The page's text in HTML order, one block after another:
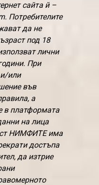
сайта й –
Потребителите
да не
под 18
лични
При
или
във
а
в платформата
на лица
НИМФИТЕ има
достъпа
да изтрие